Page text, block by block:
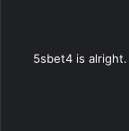
5sbet4 is